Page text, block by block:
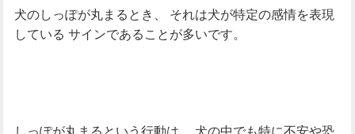
犬のしっぽが丸まるとき、
それは犬が特定の感情を表現
している サインであることが多いです。